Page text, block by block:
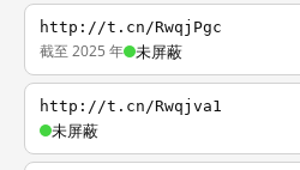
http://t.cn/RwqjPgc
截至 2025 年 未屏蔽
http://t.cn/Rwqjva1
未屏蔽